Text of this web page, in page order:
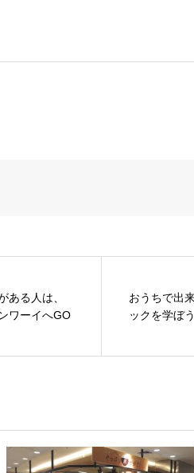
ある人は、
ワーイへGO
おうちで出
ックを学ぼう